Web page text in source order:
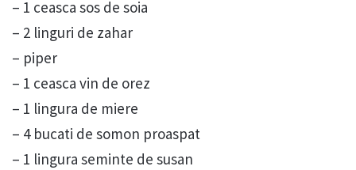
– 1 ceasca sos de soia
– 2 linguri de zahar
– piper
– 1 ceasca vin de orez
– 1 lingura de miere
– 4 bucati de somon proaspat
– 1 lingura seminte de susan